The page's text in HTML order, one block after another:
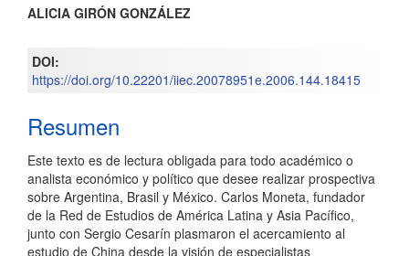
Contenido
principal
del
artículo
ALICIA GIRÓN GONZÁLEZ
DOI:
https://doi.org/10.22201/iiec.20078951e.2006.144.18415
Resumen
Este texto es de lectura obligada para todo académico o
analista económico y político que desee realizar prospectiva
sobre Argentina, Brasil y México. Carlos Moneta, fundador
de la Red de Estudios de América Latina y Asia Pacífico,
junto con Sergio Cesarín plasmaron el acercamiento al
estudio de China desde la visión de especialistas